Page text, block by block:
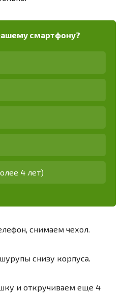
смартфону?
4 лет)
снимаем чехол.
снизу корпуса.
и откручиваем еще 4